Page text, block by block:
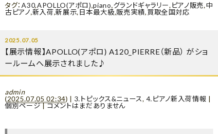
タグ：A30,APOLLO(アポロ),piano,グランドギャラリー, ピアノ販売,中
古ピアノ,新入荷,新展示, 日本最大級,販売実績, 買取全国対応
2025.07.05
【展示情報】APOLLO(アポロ) A120_PIERRE（新品） がショ
ールームへ展示されました♪
admin
(2025.07.05 02:34) | 3.トピックス&ニュース, 4.ピアノ新入荷情報 |
個別ページ|コメントはまだありません